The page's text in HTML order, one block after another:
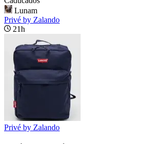
Lunam
Privé by Zalando
21h
Privé by Zalando